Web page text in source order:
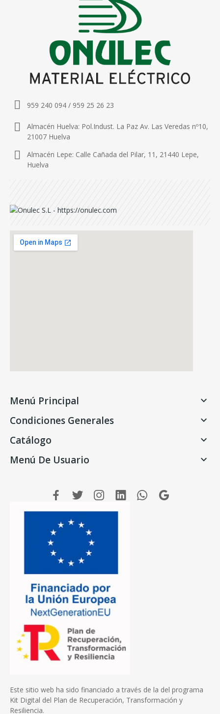
959 240 094 / 959 25 26 23
Almacén Huelva: Pol.Indust. La Paz Av. Las Veredas nº10,
21007 Huelva
Almacén Lepe: Calle Cañada del Pilar, 11, 21440 Lepe,
Huelva
Menú Principal 
Condiciones Generales 
Catálogo 
Menú De Usuario 
Este sitio web ha sido financiado a través de la del programa
Kit Digital del Plan de Recuperación, Transformación y
Resiliencia.